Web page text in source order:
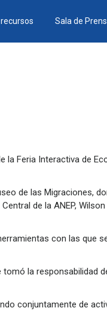
Sala de
Feria Interactiva de
de las Migraciones,
de la ANEP,
con las que
la responsabilidad
conjuntamente de